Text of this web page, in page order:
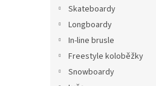
Skateboardy
Longboardy
In-line brusle
Freestyle koloběžky
Snowboardy